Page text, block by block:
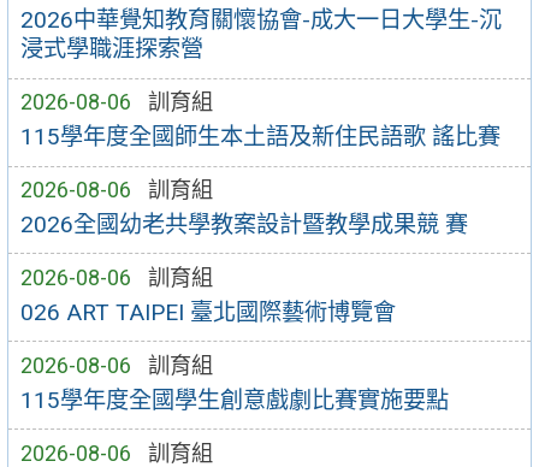
2026中華覺知教育關懷協會-成大一日大學生-沉
浸式學職涯探索營
2026-08-06 訓育組
115學年度全國師生本土語及新住民語歌 謠比賽
2026-08-06 訓育組
2026全國幼老共學教案設計暨教學成果競 賽
2026-08-06 訓育組
026 ART TAIPEI 臺北國際藝術博覽會
2026-08-06 訓育組
115學年度全國學生創意戲劇比賽實施要點
2026-08-06 訓育組